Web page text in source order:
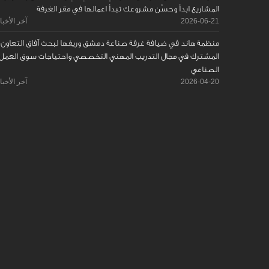
المشاريع ابدأ وحسّن مشروعك تبدأ اعمالها في مقر الغرفة
2026-06-21 آخر
منظمة هاند في ضيافة غرفة صناعة دمشق وريفها لبحث آفاق التعاون
المشترك في مجال التدريب المهني التخصصي واحتياجات سوق
الصناعي
2026-04-20 آخر